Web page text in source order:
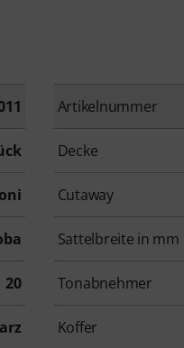
Artikelnummer
Decke
Cutaway
Sattelbreite in mm
20 Tonabnehmer
Koffer